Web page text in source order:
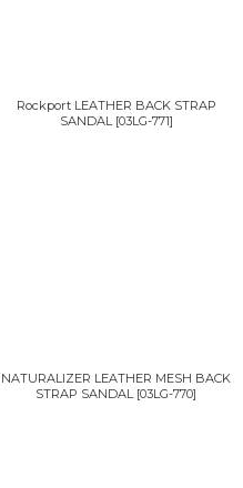
Rockport LEATHER BACK STRAP
SANDAL [03LG-771]
NATURALIZER LEATHER MESH BACK
STRAP SANDAL [03LG-770]